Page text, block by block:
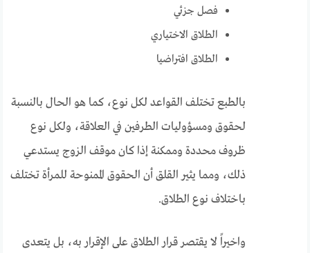
فصل جزئي
الطلاق الاختياري
الطلاق افتراضيا
بالطبع تختلف القواعد لكل نوع، كما هو الحال بالنسبة
لحقوق ومسؤوليات الطرفين في العلاقة، ولكل نوع
ظروف محددة وممكنة إذا كان موقف الزوج يستدعي
ذلك، ومما يثير القلق أن الحقوق الممنوحة للمرأة تختلف
باختلاف نوع الطلاق.
واخيراً لا يقتصر قرار الطلاق على الإقرار به، بل يتعدى